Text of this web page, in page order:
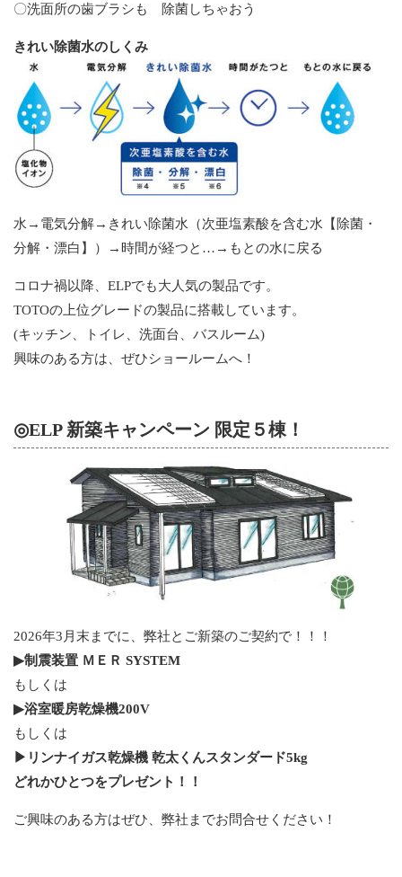
〇洗面所の歯ブラシも 除菌しちゃおう
きれい除菌水のしくみ
水→電気分解→きれい除菌水（次亜塩素酸を含む水【除菌・
分解・漂白】）→時間が経つと…→もとの水に戻る
コロナ禍以降、ELPでも大人気の製品です。
TOTOの上位グレードの製品に搭載しています。
(キッチン、トイレ、洗面台、バスルーム)
興味のある方は、ぜひショールームへ！
◎ELP 新築キャンペーン 限定５棟！
2026年3月末までに、弊社とご新築のご契約で！！！
▶制震装置 ＭＥＲ SYSTEM
もしくは
▶浴室暖房乾燥機200V
もしくは
▶リンナイガス乾燥機 乾太くんスタンダード5kg
どれかひとつをプレゼント！！
ご興味のある方はぜひ、弊社までお問合せください！